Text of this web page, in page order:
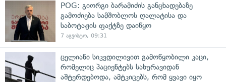
POG: გიორგი ბარამიძის განცხადებაზე
გამოძიება სამშობლოს ღალატისა და
საბოტაჟის ფაქტზე დაიწყო
7 აგვისტო, 09:31
ცელიანი სიკვდილივით გამოწყობილი კაცი,
რომელიც პაციენტებს სახურავიდან
აშტერდებოდა, ამტკიცებს, რომ ყვავი იყო